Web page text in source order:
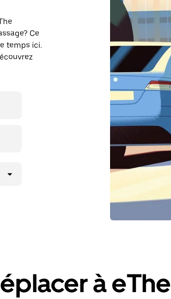
Ce
temps ici.
à eThe